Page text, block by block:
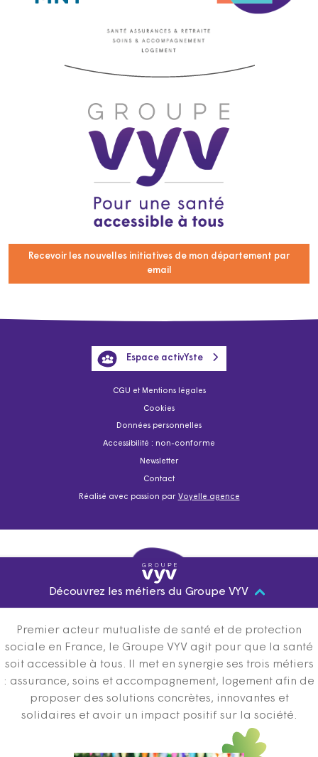
Recevoir les nouvelles initiatives de mon département par
email
CGU et Mentions légales
Cookies
Données personnelles
Accessibilité : non-conforme
Newsletter
Contact
Réalisé avec passion par Voyelle agence
Espace activYste
Découvrez les métiers du Groupe VYV
Premier acteur mutualiste de santé et de protection
sociale en France, le Groupe VYV agit pour que la santé
soit accessible à tous. Il met en synergie ses trois métiers
: assurance, soins et accompagnement, logement afin de
proposer des solutions concrètes, innovantes et
solidaires et avoir un impact positif sur la société.